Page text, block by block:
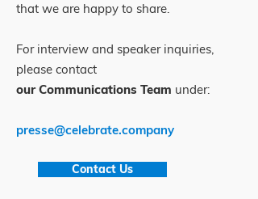
that we are happy to share.
For interview and speaker inquiries,
please contact
our Communications Team under:
presse@celebrate.company
Contact Us